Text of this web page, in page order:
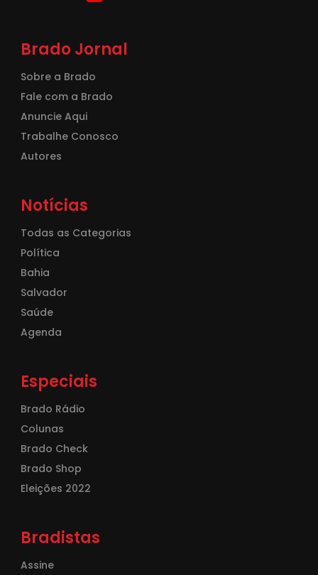
Brado Jornal
Sobre a Brado
Fale com a Brado
Anuncie Aqui
Trabalhe Conosco
Autores
Notícias
Todas as Categorias
Política
Bahia
Salvador
Saúde
Agenda
Especiais
Brado Rádio
Colunas
Brado Check
Brado Shop
Eleições 2022
Bradistas
Assine